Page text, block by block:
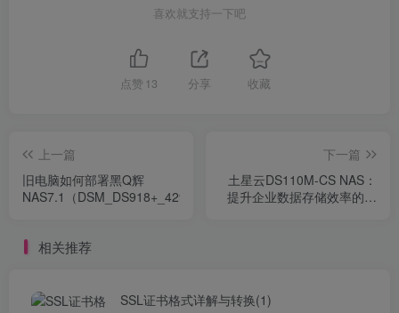
喜欢就支持一下吧
点赞 13 分享 收藏
上一篇
旧电脑如何部署黑Q辉
NAS7.1（DSM_DS918+_42962）
下一篇
土星云DS110M-CS NAS：
提升企业数据存储效率的利
相关推荐
SSL证书格式详解与转换(1)